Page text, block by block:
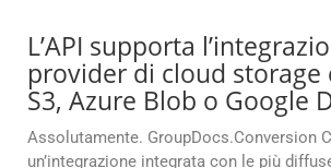
L’API supporta
provider di cloud storage
S3, Azure Blob o Google
Assolutamente. GroupDocs.Conversion
un’integrazione integrata con le più